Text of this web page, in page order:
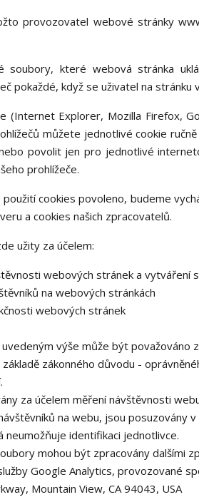
provozovatel webové stránky
soubory, které webová stránka
pokaždé, když se uživatel na stránku
(Internet Explorer, Mozilla Firefox,
můžete jednotlivé cookie
povolit jen pro jednotlivé
prohlížeče.
cookies povoleno, budeme
a cookies našich zpracovatelů.
užity za účelem:
webových stránek a vytváření
na webových stránkách
webových stránek
výše může být považováno
zákonného důvodu -
za účelem měření návštěvnosti
na webu, jsou posuzovány
neumožňuje identifikaci jednotlivce.
mohou být zpracovány dalšími
Google Analytics, provozované
Mountain View, CA 94043, USA